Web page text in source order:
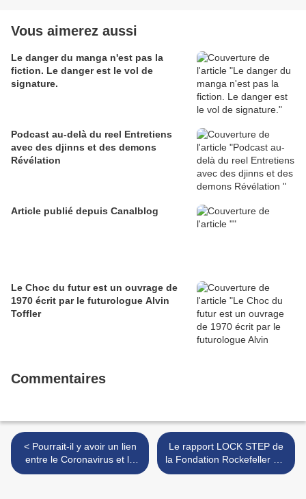
Vous aimerez aussi
Le danger du manga n'est pas la
fiction. Le danger est le vol de
signature.
Podcast au-delà du reel Entretiens
avec des djinns et des demons
Révélation
Article publié depuis Canalblog
Le Choc du futur est un ouvrage de
1970 écrit par le futurologue Alvin
Toffler
Commentaires
< Pourrait-il y avoir un lien
entre le Coronavirus et la
5G?
Le rapport LOCK STEP de
la Fondation Rockefeller sur
L'avenir du monde >